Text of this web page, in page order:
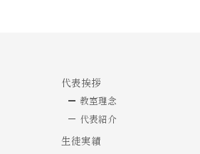
代表挨拶
教室理念
代表紹介
生徒実績